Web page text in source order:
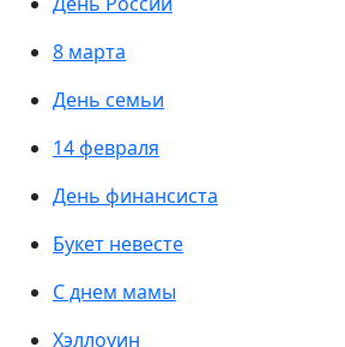
8 марта
День семьи
14 февраля
День финансиста
Букет невесте
С днем мамы
Хэллоуин